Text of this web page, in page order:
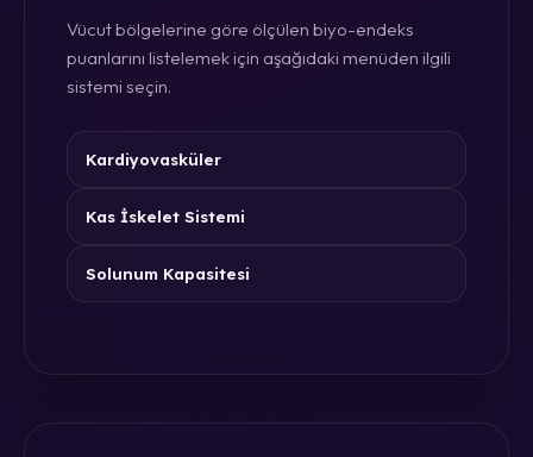
Vücut bölgelerine göre ölçülen biyo-endeks
puanlarını listelemek için aşağıdaki menüden ilgili
sistemi seçin.
Kardiyovasküler
Kas İskelet Sistemi
Solunum Kapasitesi